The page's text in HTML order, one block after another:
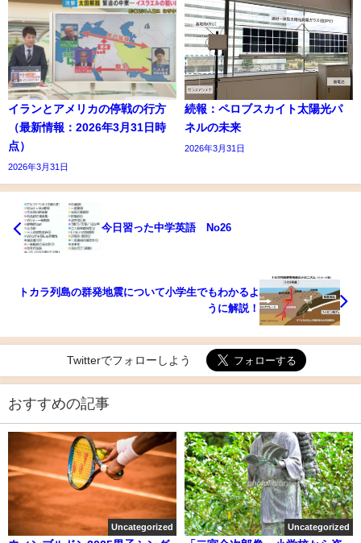
イランとアメリカの停戦の行方
（最新情報：2026年3月31日時
点）
2026年3月31日
続報：ペロブスカイト太陽光パ
ネルの未来
2026年3月31日
今日習った中学英語 No26
トカラ列島の群発地震について小学生でもわかるよ
うに解説！
Twitterでフォローしよう
おすすめの記事
Uncategorized Uncategorized